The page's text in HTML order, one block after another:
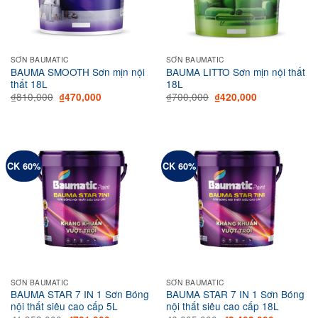
SƠN BAUMATIC
BAUMA SMOOTH Sơn mịn nội
thất 18L
₫810,000 Original
price
₫470,000Current
SƠN BAUMATIC
BAUMA LITTO Sơn mịn nội thất
18L
₫700,000 Original
price
₫420,000Current
CK 60%
SƠN BAUMATIC
BAUMA STAR 7 IN 1 Sơn Bóng
nội thất siêu cao cấp 5L
CK 60%
SƠN BAUMATIC
BAUMA STAR 7 IN 1 Sơn Bóng
nội thất siêu cao cấp 18L